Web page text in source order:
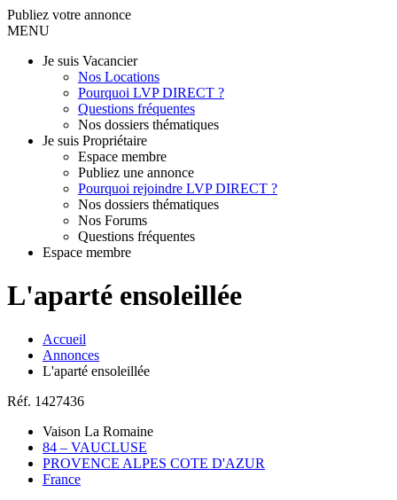
Publiez votre annonce
MENU
Je suis Vacancier
Nos Locations
Pourquoi LVP DIRECT ?
Questions fréquentes
Nos dossiers thématiques
Je suis Propriétaire
Espace membre
Publiez une annonce
Pourquoi rejoindre LVP DIRECT ?
Nos dossiers thématiques
Nos Forums
Questions fréquentes
Espace membre
L'aparté ensoleillée
Accueil
Annonces
L'aparté ensoleillée
Réf. 1427436
Vaison La Romaine
84 – VAUCLUSE
PROVENCE ALPES COTE D'AZUR
France